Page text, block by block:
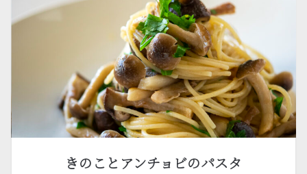
きのことアンチョビのパスタ